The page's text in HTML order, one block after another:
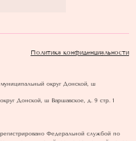
Политика конфиденциальности
округ Донской, ш
Донской, ш Варшавское, д. 9 стр. 1
Федеральной службой по